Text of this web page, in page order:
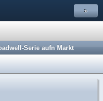
»
Serie aufn Markt